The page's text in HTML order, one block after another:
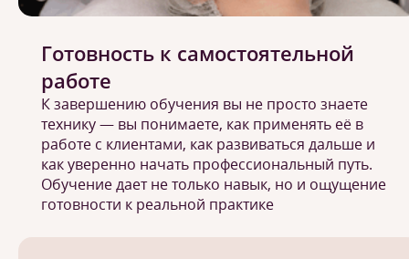
Готовность к самостоятельной
работе
К завершению обучения вы не просто знаете
технику — вы понимаете, как применять её в
работе с клиентами, как развиваться дальше и
как уверенно начать профессиональный путь.
Обучение дает не только навык, но и ощущение
готовности к реальной практике